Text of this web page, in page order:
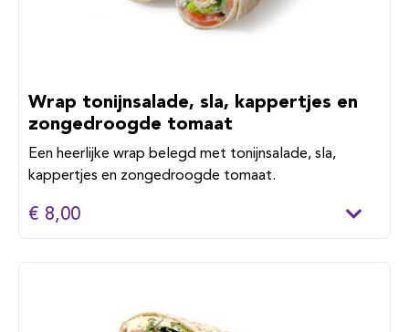
Wrap tonijnsalade, sla, kappertjes en
zongedroogde tomaat
Een heerlijke wrap belegd met tonijnsalade, sla,
kappertjes en zongedroogde tomaat.
€ 8,00